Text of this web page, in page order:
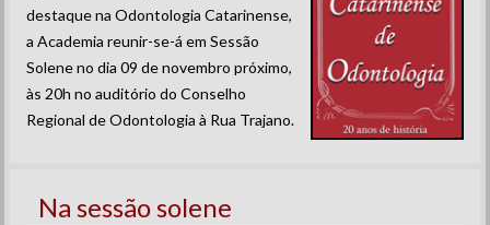
destaque na Odontologia Catarinense,
a Academia reunir-se-á em Sessão
Solene no dia 09 de novembro próximo,
às 20h no auditório do Conselho
Regional de Odontologia à Rua Trajano.
Na sessão solene